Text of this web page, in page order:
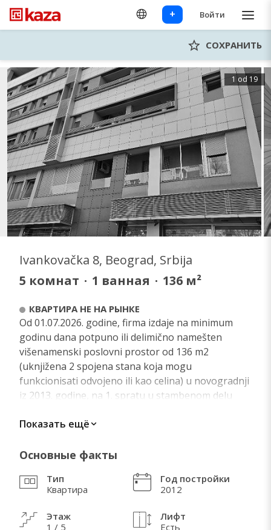
+ Войти
СОХРАНИТЬ
1 od 19
Ivankovačka 8, Beograd, Srbija
5 комнат · 1 ванная · 136 м²
КВАРТИРА НЕ НА РЫНКЕ
Od 01.07.2026. godine, firma izdaje na minimum
godinu dana potpuno ili delimično namešten
višenamenski poslovni prostor od 136 m2
(uknjižena 2 spojena stana koja mogu
funkcionisati odvojeno ili kao celina) u novogradnji
iz 2013. godine, na 1. spratu u stambenom delu
Vukovog spomenika, Mašinskog fakulteta,
spoljnim parking mestom i garažnim mestom.
prijemnog dela, opremljene kuhinje, prostrane
terase, toaleta sa tuš kabinom, priručnog
magacina i arhive. Ceo prostor je klimatizovan, a
grejanje je centralno - obračun preko kalorimetra.
Показать ещё
Основные факты
Тип
Квартира
Этаж
1 / 5
Год постройки
2012
Лифт
Есть